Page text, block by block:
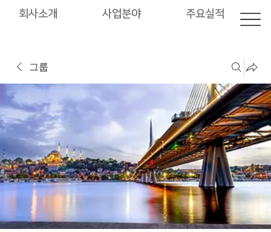
회사소개 사업분야 주요실적
그룹